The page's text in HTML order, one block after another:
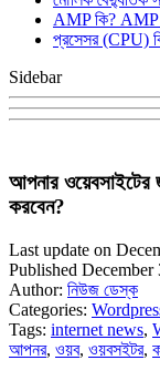
AMP কি? AMP
প্রসেসর (CPU)
Sidebar
আপনার ওয়েবসাইটের
করবেন?
Last update on
Published December
Author: নিউজ ডেস্ক
Categories:
Tags: internet news,
আপনর, ওয়ব, ওয়বসইটর,